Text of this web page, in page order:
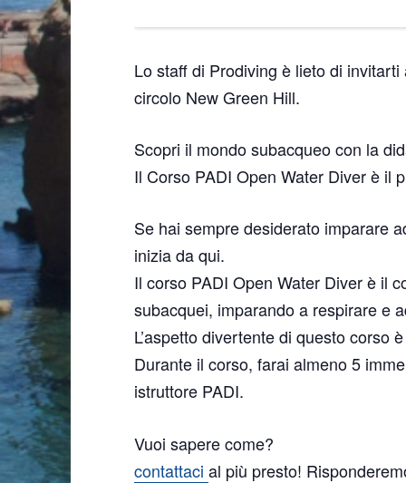
Lo staff di Prodiving è lieto di
circolo New Green Hill.
Scopri il mondo subacqueo con la
Il Corso PADI Open Water Diver è il
Se hai sempre desiderato imparare
inizia da qui.
Il corso PADI Open Water Diver è il
subacquei, imparando a respirare e
L’aspetto divertente di questo corso
Durante il corso, farai almeno 5
istruttore PADI.
Vuoi sapere come?
contattaci al più presto!